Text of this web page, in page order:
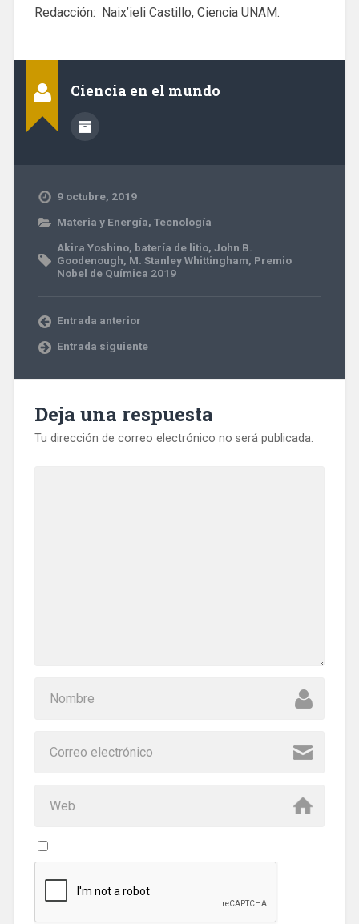
Redacción: Naix’ieli Castillo, Ciencia UNAM.
Ciencia en el mundo
9 octubre, 2019
Materia y Energía, Tecnología
Akira Yoshino, batería de litio, John B.
Goodenough, M. Stanley Whittingham, Premio
Nobel de Química 2019
Entrada anterior
Entrada siguiente
Deja una respuesta
Tu dirección de correo electrónico no será publicada.